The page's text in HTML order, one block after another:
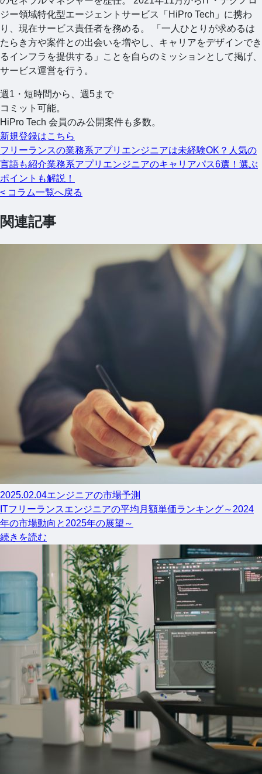
ジー領域特化型エージェントサービス「HiPro Tech」に携わ
り、現在サービス責任者を務める。 「一人ひとりが求めるは
たらき方や案件との出会いを増やし、キャリアをデザインでき
るインフラを提供する」ことを自らのミッションとして掲げ、
サービス運営を行う。
週1・短時間から、週5まで
コミット可能。
HiPro Tech 会員のみ公開案件も多数。
新規登録はこちら
フリーランスの業務系アプリエンジニアは未経験OK？人気の
言語も紹介業務系アプリエンジニアのキャリアパス6選！選ぶ
ポイントも解説！
< コラム一覧へ戻る
関連記事
2025.02.04エンジニアの市場予測
ITフリーランスエンジニアの平均月額単価ランキング～2024
年の市場動向と2025年の展望～
続きを読む